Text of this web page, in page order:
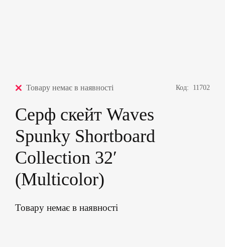
Товару немає в наявності Код: 11702
Серф скейт Waves
Spunky Shortboard
Collection 32′
(Multicolor)
Товару немає в наявності